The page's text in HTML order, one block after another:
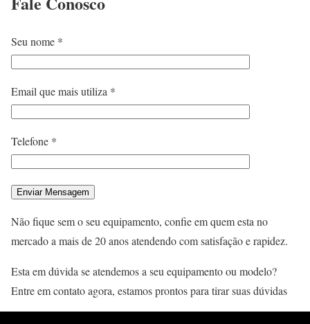
Seu nome *
Email que mais utiliza *
Telefone *
Não fique sem o seu equipamento, confie em quem esta no
mercado a mais de 20 anos atendendo com satisfação e rapidez.
Esta em dúvida se atendemos a seu equipamento ou modelo?
Entre em contato agora, estamos prontos para tirar suas dúvidas